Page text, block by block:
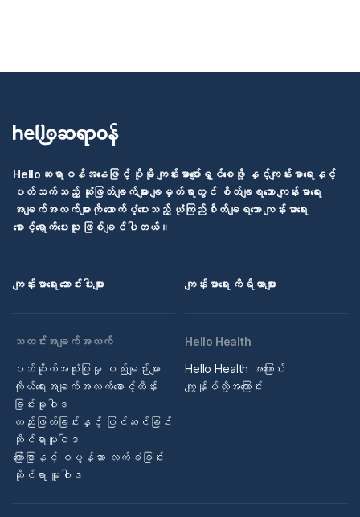
Helloဆရာဝန်အနေဖြင့် ပိုမို ကျန်းမာပျော်ရွှင်စေဖို့ နှင့်ကျန်းမာရေးနှင့်
ပတ်သက်သည့် ဆုံးဖြတ်ချက်များ ချမှတ်ရာတွင် စိတ်ချရသော ကျန်းမာရေး
အချက်အလက်များကို ထောက်ပံ့ပေးသည့် ယုံကြည်စိတ်ချရသော ကျန်းမာရေး
စောင့်ရှောက်ပေးသူ ဖြစ်ချင်ပါတယ်။
ကျန်းမာရေး ဆောင်းပါးများ ကျန်းမာရေး ကိရိယာများ
သတင်းအချက်အလက်
ဝဘ်ဆိုက်အသုံးပြုမှု စည်းမျဉ်းများ
ကိုယ်ရေးအချက်အလက်စောင့်ထိန်း
ခြင်းမူဝါဒ
တည်းဖြတ်ခြင်းနှင့် ပြင်ဆင်ခြင်း
ဆိုင်ရာမူဝါဒ
ကြော်ငြာနှင့် စပွန်ဆာ လက်ခံခြင်း
ဆိုင်ရာ မူဝါဒ
Hello Health
Hello Health အကြောင်း
ကျွန်ုပ်တို့အကြောင်း